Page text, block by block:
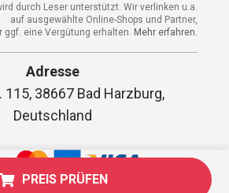
PREIS PRÜFEN
durch Leser unterstützt. Wir verlinken
auf ausgewählte Online-Shops und Partner,
eine Vergütung erhalten.Mehr erfahren.
Adresse
115, 38667 Bad Harzburg,
Deutschland